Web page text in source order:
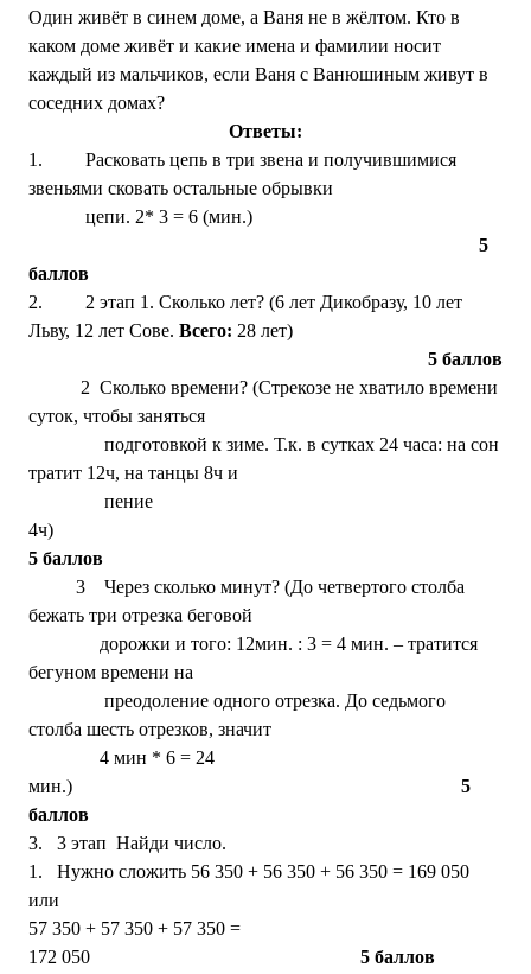
Один живёт в синем доме, а Ваня не в жёлтом. Кто в
каком доме живёт и какие имена и фамилии носит
каждый из мальчиков, если Ваня с Ванюшиным живут в
соседних домах?
Ответы:
1.
Расковать цепь в три звена и получившимися
звеньями сковать остальные обрывки
цепи. 2* 3 = 6 (мин.)
5
баллов
2.
2 этап 1. Сколько лет? (6 лет Дикобразу, 10 лет
Льву, 12 лет Сове. Всего: 28 лет)
5 баллов
2 Сколько времени? (Стрекозе не хватило времени
суток, чтобы заняться
подготовкой к зиме. Т.к. в сутках 24 часа: на сон
тратит 12ч, на танцы 8ч и
пение
4ч)
5 баллов
3 Через сколько минут? (До четвертого столба
бежать три отрезка беговой
дорожки и того: 12мин. : 3 = 4 мин. – тратится
бегуном времени на
преодоление одного отрезка. До седьмого
столба шесть отрезков, значит
4 мин * 6 = 24
мин.) 5
баллов
3.
3 этап Найди число.
1.
Нужно сложить 56 350 + 56 350 + 56 350 = 169 050
или
57 350 + 57 350 + 57 350 =
172 050 5 баллов